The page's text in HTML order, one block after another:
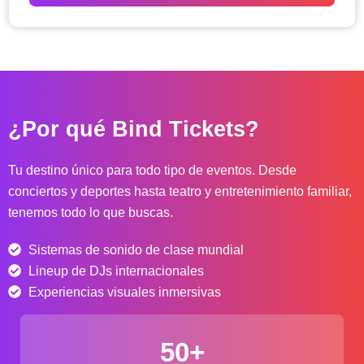
d
p
c
i
s
:
d
d
$
¿Por qué Bind Tickets?
Tu destino único para todo tipo de eventos. Desde
conciertos y deportes hasta teatro y entretenimiento familiar,
tenemos todo lo que buscas.
Sistemas de sonido de clase mundial
Lineup de DJs internacionales
Experiencias visuales inmersivas
50+